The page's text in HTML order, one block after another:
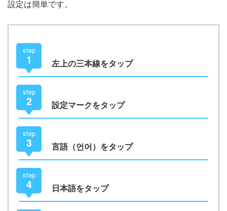
設定は簡単です。
step
1 左上の三本線をタップ
step
2 設定マークをタップ
step
3 言語（언어）をタップ
step
4 日本語をタップ